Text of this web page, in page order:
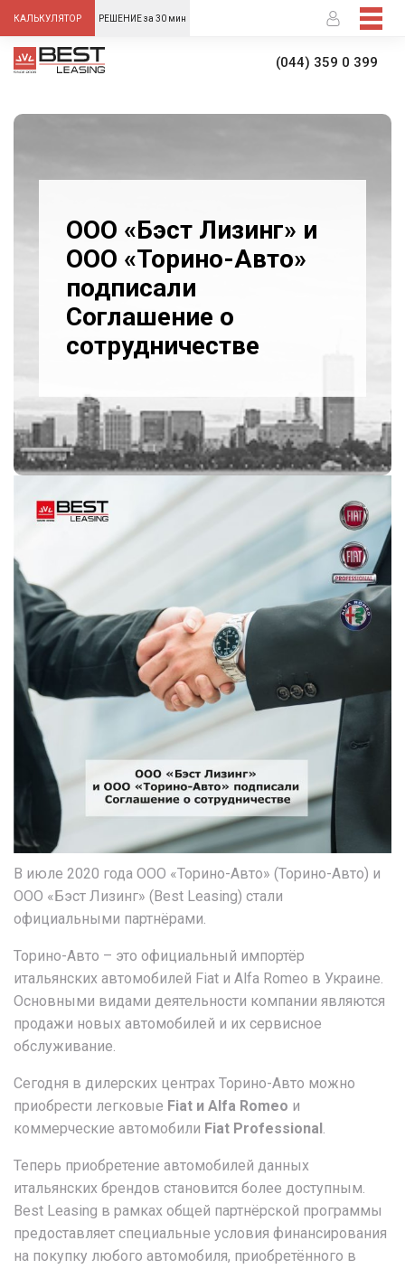
КАЛЬКУЛЯТОР РЕШЕНИЕ за 30 мин
(044) 359 0 399
ООО «Бэст Лизинг» и
ООО «Торино-Авто»
подписали
Соглашение о
сотрудничестве
В июле 2020 года ООО «Торино-Авто» (Торино-Авто) и
ООО «Бэст Лизинг» (Best Leasing) стали
официальными партнёрами.
Торино-Авто – это официальный импортёр
итальянских автомобилей Fiat и Alfa Romeo в Украине.
Основными видами деятельности компании являются
продажи новых автомобилей и их сервисное
обслуживание.
Сегодня в дилерских центрах Торино-Авто можно
приобрести легковые Fiat и Alfa Romeo и
коммерческие автомобили Fiat Professional.
Теперь приобретение автомобилей данных
итальянских брендов становится более доступным.
Best Leasing в рамках общей партнёрской программы
предоставляет специальные условия финансирования
на покупку любого автомобиля, приобретённого в